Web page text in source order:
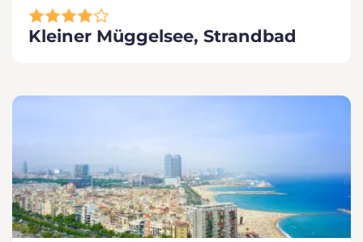
Kleiner Müggelsee, Strandbad